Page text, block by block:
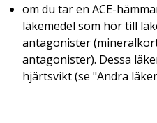
om du tar en ACE-
läkemedel som hör till
antagonister
antagonister). Dessa
hjärtsvikt (se "Andra